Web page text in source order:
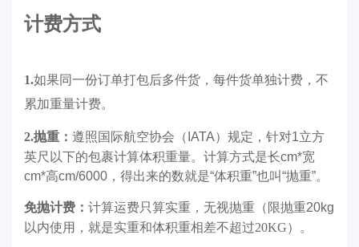
计费方式
1.如果同一份订单打包后多件货，每件货单独计费，不
累加重量计费。
2.抛重： 遵照国际航空协会（IATA）规定，针对1立方
英尺以下的包裹计算体积重量。计算方式是长cm*宽
cm*高cm/6000，得出来的数就是“体积重”也叫“抛重”。
免抛计费： 计算运费只算实重，无视抛重（限抛重20kg
以内使用，就是实重和体积重相差不超过20KG）。